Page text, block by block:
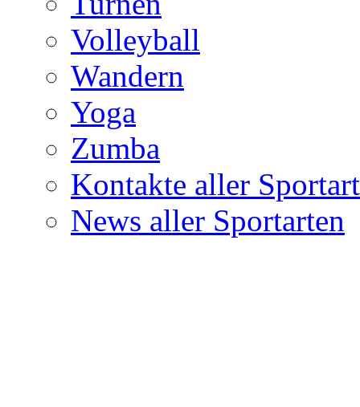
Volleyball
Wandern
Yoga
Zumba
Kontakte aller
News aller Sportarten